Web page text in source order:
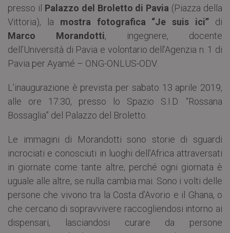
presso il Palazzo del Broletto di Pavia (Piazza della
Vittoria), la mostra fotografica “Je suis ici” di
Marco Morandotti, ingegnere, docente
dell’Università di Pavia e volontario dell’Agenzia n. 1 di
Pavia per Ayamé – ONG-ONLUS-ODV.
L’inaugurazione è prevista per sabato 13 aprile 2019,
alle ore 17.30, presso lo Spazio S.I.D. “Rossana
Bossaglia” del Palazzo del Broletto.
Le immagini di Morandotti sono storie di sguardi
incrociati e conosciuti in luoghi dell’Africa attraversati
in giornate come tante altre, perché ogni giornata è
uguale alle altre, se nulla cambia mai. Sono i volti delle
persone che vivono tra la Costa d’Avorio e il Ghana, o
che cercano di sopravvivere raccogliendosi intorno ai
dispensari, lasciandosi curare da persone